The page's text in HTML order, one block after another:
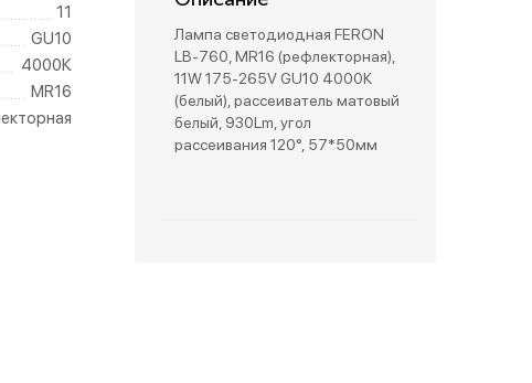
парковые
11
GU10
4000К
MR16
Лампа светодиодная FERON
LB-760, MR16 (рефлекторная),
11W 175-265V GU10 4000К
(белый), рассеиватель матовый
белый, 930Lm, угол
рассеивания 120°, 57*50мм